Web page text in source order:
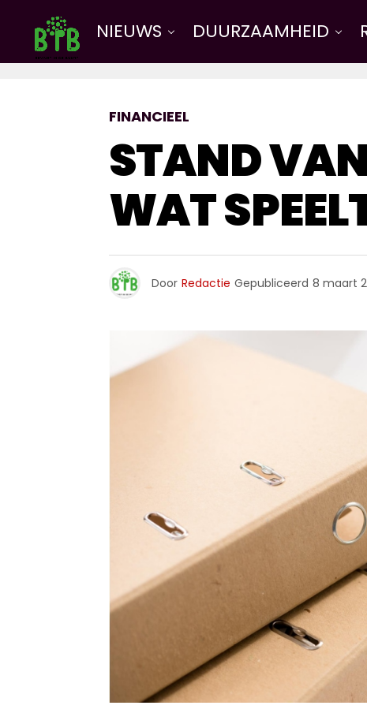
NIEUWS DUURZAAMHEID
FINANCIEEL
STAND
WAT
Door Redactie Gepubliceerd 8 maart